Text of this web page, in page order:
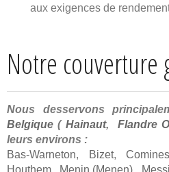
aux exigences de
Notre
Nous desservons
Belgique ( Hainaut, Flandre
leurs environs :
Bas-Warneton, Bizet,